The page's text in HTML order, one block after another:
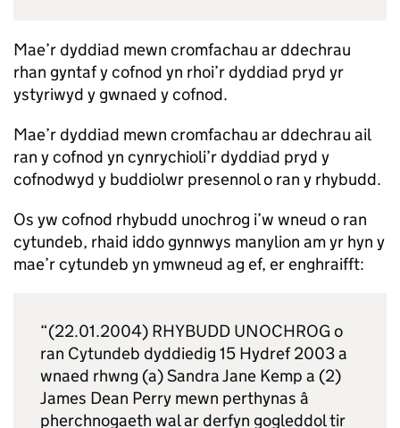
Mae’r dyddiad mewn cromfachau ar ddechrau
rhan gyntaf y cofnod yn rhoi’r dyddiad pryd yr
ystyriwyd y gwnaed y cofnod.
Mae’r dyddiad mewn cromfachau ar ddechrau ail
ran y cofnod yn cynrychioli’r dyddiad pryd y
cofnodwyd y buddiolwr presennol o ran y rhybudd.
Os yw cofnod rhybudd unochrog i’w wneud o ran
cytundeb, rhaid iddo gynnwys manylion am yr hyn y
mae’r cytundeb yn ymwneud ag ef, er enghraifft:
“(22.01.2004) RHYBUDD UNOCHROG o
ran Cytundeb dyddiedig 15 Hydref 2003 a
wnaed rhwng (a) Sandra Jane Kemp a (2)
James Dean Perry mewn perthynas â
pherchnogaeth wal ar derfyn gogleddol tir